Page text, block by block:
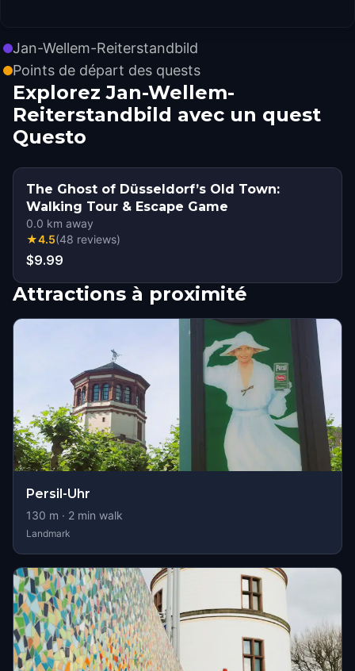
Jan-Wellem-Reiterstandbild
Points de départ des quests
Explorez Jan-Wellem-
Reiterstandbild avec un quest
Questo
The Ghost of Düsseldorf’s Old Town:
Walking Tour & Escape Game
0.0 km away
★4.5(48 reviews)
$9.99
Attractions à proximité
Persil-Uhr
130 m · 2 min walk
Landmark